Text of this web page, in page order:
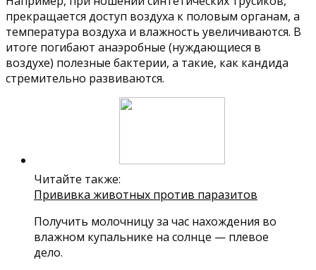
прекращается доступ воздуха к половым органам, а
температура воздуха и влажность увеличиваются. В
итоге погибают анаэробные (нуждающиеся в
воздухе) полезные бактерии, а такие, как кандида
стремительно развиваются.
Читайте также:
Прививка животных против паразитов
Получить молочницу за час нахождения во
влажном купальнике на солнце — плевое
дело.